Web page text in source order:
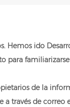
Hemos ido
de la
través de